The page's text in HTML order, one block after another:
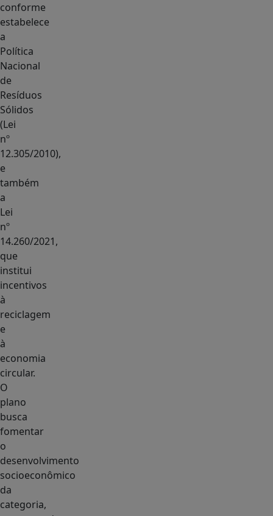
conforme
estabelece
a
Política
Nacional
de
Resíduos
Sólidos
(Lei
nº
12.305/2010),
e
também
a
Lei
nº
14.260/2021,
que
institui
incentivos
à
reciclagem
e
à
economia
circular.
O
plano
busca
fomentar
o
desenvolvimento
socioeconômico
da
categoria,